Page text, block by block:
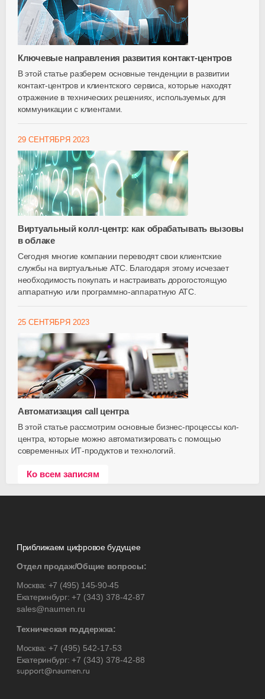
Ключевые направления развития контакт-центров
В этой статье разберем основные тенденции в развитии
контакт-центров и клиентского сервиса, которые находят
отражение в технических решениях, используемых для
коммуникации с клиентами.
29 СЕНТЯБРЯ 2023
Виртуальный колл-центр: как обрабатывать вызовы
в облаке
Сегодня многие компании переводят свои клиентские
службы на виртуальные АТС. Благодаря этому исчезает
необходимость покупать и настраивать дорогостоящую
аппаратную или программно-аппаратную АТС.
25 СЕНТЯБРЯ 2023
Автоматизация call центра
В этой статье рассмотрим основные бизнес-процессы кол-
центра, которые можно автоматизировать с помощью
современных ИТ-продуктов и технологий.
Ко всем записям
Приближаем цифровое будущее
Отдел продаж/Общие вопросы:
Москва: +7 (495) 145-90-45
Екатеринбург:+7 (343) 378-42-87
sales@naumen.ru
Техническая поддержка:
Москва: +7 (495) 542-17-53
Екатеринбург:+7 (343) 378-42-88